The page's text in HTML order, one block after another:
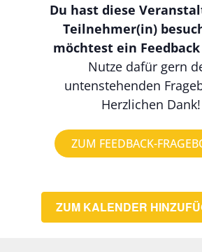
Du hast diese
Teilnehmer(in)
möchtest ein Feedback
Nutze dafür gern
untenstehenden
Herzlichen Dank!
ZUM FEEDBACK-
ZUM KALENDER